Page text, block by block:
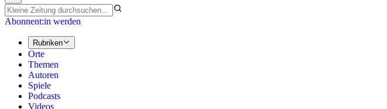
Abonnent:in werden
Rubriken
Orte
Themen
Autoren
Spiele
Podcasts
Videos